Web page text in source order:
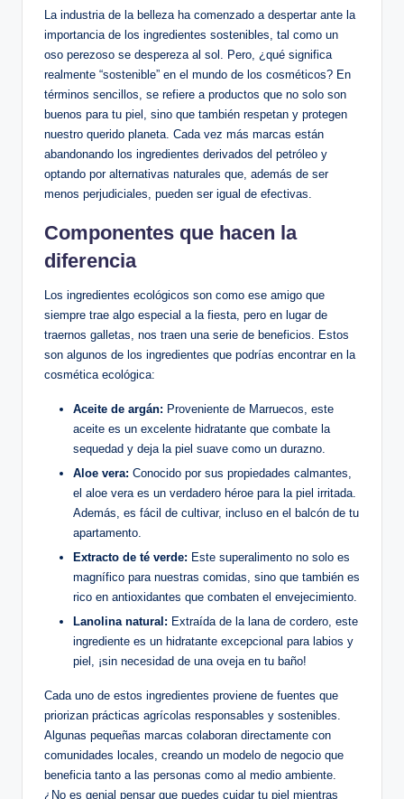
La industria de la belleza ha comenzado a despertar ante la
importancia de los ingredientes sostenibles, tal como un
oso perezoso se despereza al sol. Pero, ¿qué significa
realmente “sostenible” en el mundo de los cosméticos? En
términos sencillos, se refiere a productos que no solo son
buenos para tu piel, sino que también respetan y protegen
nuestro querido planeta. Cada vez más marcas están
abandonando los ingredientes derivados del petróleo y
optando por alternativas naturales que, además de ser
menos perjudiciales, pueden ser igual de efectivas.
Componentes que hacen la
diferencia
Los ingredientes ecológicos son como ese amigo que
siempre trae algo especial a la fiesta, pero en lugar de
traernos galletas, nos traen una serie de beneficios. Estos
son algunos de los ingredientes que podrías encontrar en la
cosmética ecológica:
Aceite de argán: Proveniente de Marruecos, este
aceite es un excelente hidratante que combate la
sequedad y deja la piel suave como un durazno.
Aloe vera: Conocido por sus propiedades calmantes,
el aloe vera es un verdadero héroe para la piel irritada.
Además, es fácil de cultivar, incluso en el balcón de tu
apartamento.
Extracto de té verde: Este superalimento no solo es
magnífico para nuestras comidas, sino que también es
rico en antioxidantes que combaten el envejecimiento.
Lanolina natural: Extraída de la lana de cordero, este
ingrediente es un hidratante excepcional para labios y
piel, ¡sin necesidad de una oveja en tu baño!
Cada uno de estos ingredientes proviene de fuentes que
priorizan prácticas agrícolas responsables y sostenibles.
Algunas pequeñas marcas colaboran directamente con
comunidades locales, creando un modelo de negocio que
beneficia tanto a las personas como al medio ambiente.
¿No es genial pensar que puedes cuidar tu piel mientras